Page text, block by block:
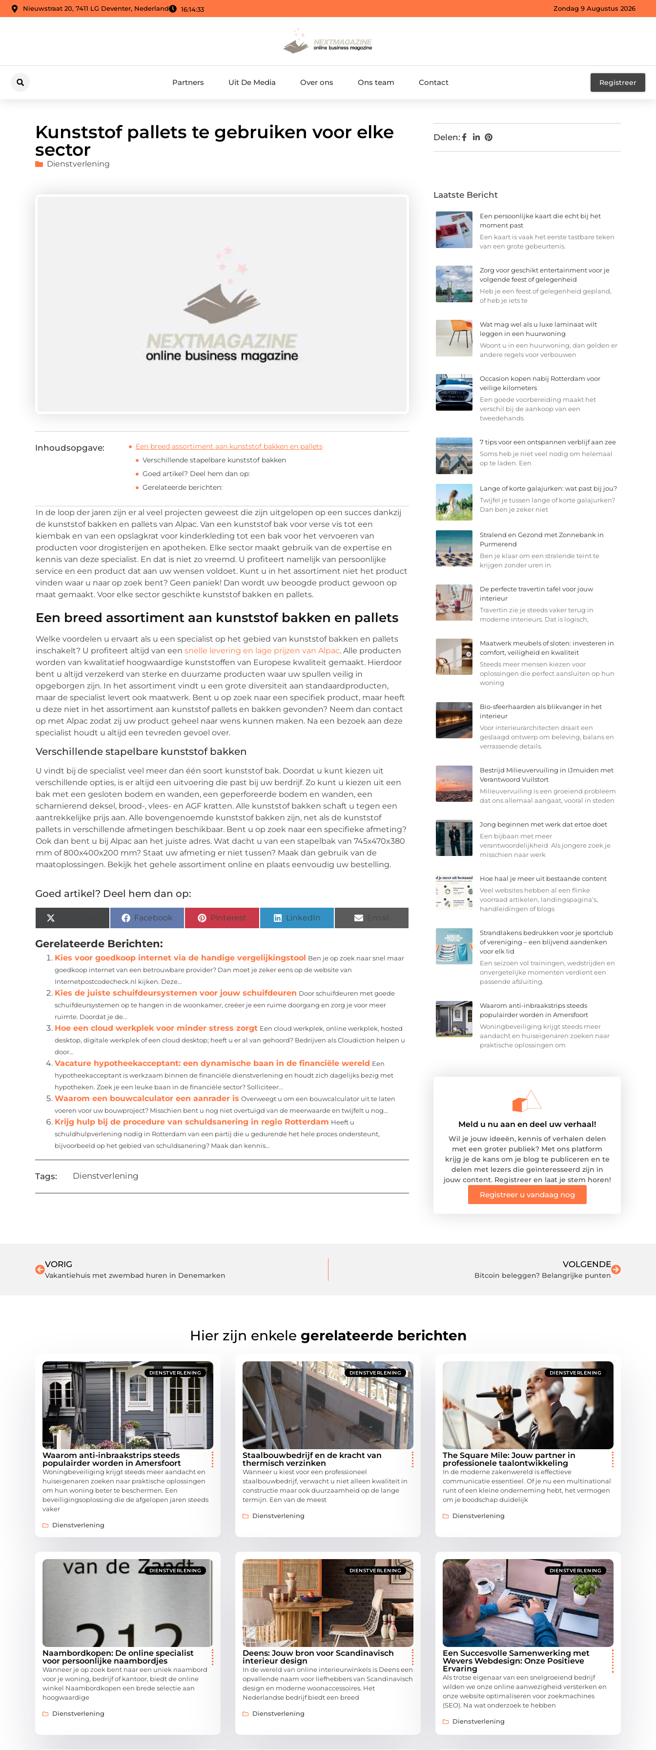
Nieuwstraat 20, 7411 LG Deventer, Nederland 16:14:34 Zondag 9 Augustus 2026
Partners Uit De Media Over ons Ons team Contact Registreer
Kunststof pallets te gebruiken voor elke
sector
Dienstverlening
Inhoudsopgave:
Een breed assortiment aan kunststof bakken en pallets
Verschillende stapelbare kunststof bakken
Goed artikel? Deel hem dan op:
Gerelateerde berichten:
In de loop der jaren zijn er al veel projecten geweest die zijn uitgelopen op een succes dankzij
de kunststof bakken en pallets van Alpac. Van een kunststof bak voor verse vis tot een
kiembak en van een opslagkrat voor kinderkleding tot een bak voor het vervoeren van
producten voor drogisterijen en apotheken. Elke sector maakt gebruik van de expertise en
kennis van deze specialist. En dat is niet zo vreemd. U profiteert namelijk van persoonlijke
service en een product dat aan uw wensen voldoet. Kunt u in het assortiment niet het product
vinden waar u naar op zoek bent? Geen paniek! Dan wordt uw beoogde product gewoon op
maat gemaakt. Voor elke sector geschikte kunststof bakken en pallets.
Een breed assortiment aan kunststof bakken en pallets
Welke voordelen u ervaart als u een specialist op het gebied van kunststof bakken en pallets
inschakelt? U profiteert altijd van een snelle levering en lage prijzen van Alpac. Alle producten
worden van kwalitatief hoogwaardige kunststoffen van Europese kwaliteit gemaakt. Hierdoor
bent u altijd verzekerd van sterke en duurzame producten waar uw spullen veilig in
opgeborgen zijn. In het assortiment vindt u een grote diversiteit aan standaardproducten,
maar de specialist levert ook maatwerk. Bent u op zoek naar een specifiek product, maar heeft
u deze niet in het assortiment aan kunststof pallets en bakken gevonden? Neem dan contact
op met Alpac zodat zij uw product geheel naar wens kunnen maken. Na een bezoek aan deze
specialist houdt u altijd een tevreden gevoel over.
Verschillende stapelbare kunststof bakken
U vindt bij de specialist veel meer dan één soort kunststof bak. Doordat u kunt kiezen uit
verschillende opties, is er altijd een uitvoering die past bij uw berdrijf. Zo kunt u kiezen uit een
bak met een gesloten bodem en wanden, een geperforeerde bodem en wanden, een
scharnierend deksel, brood-, vlees- en AGF kratten. Alle kunststof bakken schaft u tegen een
aantrekkelijke prijs aan. Alle bovengenoemde kunststof bakken zijn, net als de kunststof
pallets in verschillende afmetingen beschikbaar. Bent u op zoek naar een specifieke afmeting?
Ook dan bent u bij Alpac aan het juiste adres. Wat dacht u van een stapelbak van 745x470x380
mm of 800x400x200 mm? Staat uw afmeting er niet tussen? Maak dan gebruik van de
maatoplossingen. Bekijk het gehele assortiment online en plaats eenvoudig uw bestelling.
Goed artikel? Deel hem dan op:
Facebook Pinterest LinkedIn
Gerelateerde Berichten:
Kies voor goedkoop internet via de handige vergelijkingstool Ben je op zoek naar snel maar
goedkoop internet van een betrouwbare provider? Dan moet je zeker eens op de website van
Internetpostcodecheck.nl kijken. Deze...
Kies de juiste schuifdeursystemen voor jouw schuifdeuren Door schuifdeuren met goede
schuifdeursystemen op te hangen in de woonkamer, creëer je een ruime doorgang en zorg je voor meer
ruimte. Doordat je de...
Hoe een cloud werkplek voor minder stress zorgt Een cloud werkplek, online werkplek, hosted
desktop, digitale werkplek of een cloud desktop; heeft u er al van gehoord? Bedrijven als Cloudiction helpen u
door...
Vacature hypotheekacceptant: een dynamische baan in de financiële wereld Een
hypotheekacceptant is werkzaam binnen de financiële dienstverlening en houdt zich dagelijks bezig met
hypotheken. Zoek je een leuke baan in de financiële sector? Solliciteer...
Waarom een bouwcalculator een aanrader is Overweegt u om een bouwcalculator uit te laten
voeren voor uw bouwproject? Misschien bent u nog niet overtuigd van de meerwaarde en twijfelt u nog...
Krijg hulp bij de procedure van schuldsanering in regio Rotterdam Heeft u
schuldhulpverlening nodig in Rotterdam van een partij die u gedurende het hele proces ondersteunt,
bijvoorbeeld op het gebied van schuldsanering? Maak dan kennis...
Tags: Dienstverlening
Delen:
Laatste Bericht
Een persoonlijke kaart die echt bij het
moment past
Een kaart is vaak het eerste tastbare teken
van een grote gebeurtenis.
Zorg voor geschikt entertainment voor je
volgende feest of gelegenheid
Heb je een feest of gelegenheid gepland,
of heb je iets te
Wat mag wel als u luxe laminaat wilt
leggen in een huurwoning
Woont u in een huurwoning, dan gelden er
andere regels voor verbouwen
Occasion kopen nabij Rotterdam voor
veilige kilometers
Een goede voorbereiding maakt het
verschil bij de aankoop van een
tweedehands
7 tips voor een ontspannen verblijf aan zee
Soms heb je niet veel nodig om helemaal
op te laden. Een
Lange of korte galajurken: wat past bij jou?
Twijfel je tussen lange of korte galajurken?
Dan ben je zeker niet
Stralend en Gezond met Zonnebank in
Purmerend
Ben je klaar om een stralende teint te
krijgen zonder uren in
De perfecte travertin tafel voor jouw
interieur
Travertin zie je steeds vaker terug in
moderne interieurs. Dat is logisch,
Maatwerk meubels of sloten: investeren in
comfort, veiligheid en kwaliteit
Steeds meer mensen kiezen voor
oplossingen die perfect aansluiten op hun
woning
Bio-sfeerhaarden als blikvanger in het
interieur
Voor interieurarchitecten draait een
geslaagd ontwerp om beleving, balans en
verrassende details.
Bestrijd Milieuvervuiling in IJmuiden met
Verantwoord Vuilstort
Milieuvervuiling is een groeiend probleem
dat ons allemaal aangaat, vooral in steden
Jong beginnen met werk dat ertoe doet
Een bijbaan met meer
verantwoordelijkheid Als jongere zoek je
misschien naar werk
Hoe haal je meer uit bestaande content
Veel websites hebben al een flinke
voorraad artikelen, landingspagina’s,
handleidingen of blogs
Strandlakens bedrukken voor je sportclub
of vereniging – een blijvend aandenken
voor elk lid
Een seizoen vol trainingen, wedstrijden en
onvergetelijke momenten verdient een
passende afsluiting.
Waarom anti-inbraakstrips steeds
populairder worden in Amersfoort
Woningbeveiliging krijgt steeds meer
aandacht en huiseigenaren zoeken naar
praktische oplossingen om
Meld u nu aan en deel uw verhaal!
Wil je jouw ideeën, kennis of verhalen delen
met een groter publiek? Met ons platform
krijg je de kans om je blog te publiceren en te
delen met lezers die geïnteresseerd zijn in
jouw content. Registreer en laat je stem horen!
Registreer u vandaag nog
VORIG
Vakantiehuis met zwembad huren in Denemarken
VOLGENDE
Bitcoin beleggen? Belangrijke punten
Hier zijn enkele gerelateerde berichten
DIENSTVERLENING
Waarom anti-inbraakstrips steeds
populairder worden in Amersfoort
Woningbeveiliging krijgt steeds meer aandacht en
huiseigenaren zoeken naar praktische oplossingen
om hun woning beter te beschermen. Een
beveiligingsoplossing die de afgelopen jaren steeds
vaker
Dienstverlening
DIENSTVERLENING
Staalbouwbedrijf en de kracht van
thermisch verzinken
Wanneer u kiest voor een professioneel
staalbouwbedrijf, verwacht u niet alleen kwaliteit in
constructie maar ook duurzaamheid op de lange
termijn. Een van de meest
Dienstverlening
DIENSTVERLENING
The Square Mile: Jouw partner in
professionele taalontwikkeling
In de moderne zakenwereld is effectieve
communicatie essentieel. Of je nu een multinational
runt of een kleine onderneming hebt, het vermogen
om je boodschap duidelijk
Dienstverlening
DIENSTVERLENING
Naambordkopen: De online specialist
voor persoonlijke naambordjes
Wanneer je op zoek bent naar een uniek naambord
voor je woning, bedrijf of kantoor, biedt de online
winkel Naambordkopen een brede selectie aan
hoogwaardige
Dienstverlening
DIENSTVERLENING
Deens: Jouw bron voor Scandinavisch
interieur design
In de wereld van online interieurwinkels is Deens een
opvallende naam voor liefhebbers van Scandinavisch
design en moderne woonaccessoires. Het
Nederlandse bedrijf biedt een breed
Dienstverlening
DIENSTVERLENING
Een Succesvolle Samenwerking met
Wevers Webdesign: Onze Positieve
Ervaring
Als trotse eigenaar van een snelgroeiend bedrijf
wilden we onze online aanwezigheid versterken en
onze website optimaliseren voor zoekmachines
(SEO). Na wat onderzoek te hebben
Dienstverlening